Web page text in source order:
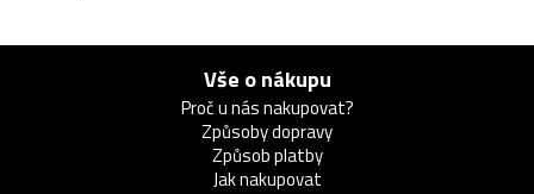
Vše o nákupu
Proč u nás nakupovat?
Způsoby dopravy
Způsob platby
Jak nakupovat